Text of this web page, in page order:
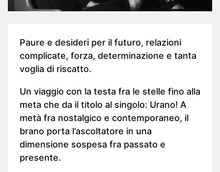
Paure e desideri per il futuro, relazioni
complicate, forza, determinazione e tanta
voglia di riscatto.
Un viaggio con la testa fra le stelle fino alla
meta che da il titolo al singolo: Urano! A
metà fra nostalgico e contemporaneo, il
brano porta l’ascoltatore in una
dimensione sospesa fra passato e
presente.